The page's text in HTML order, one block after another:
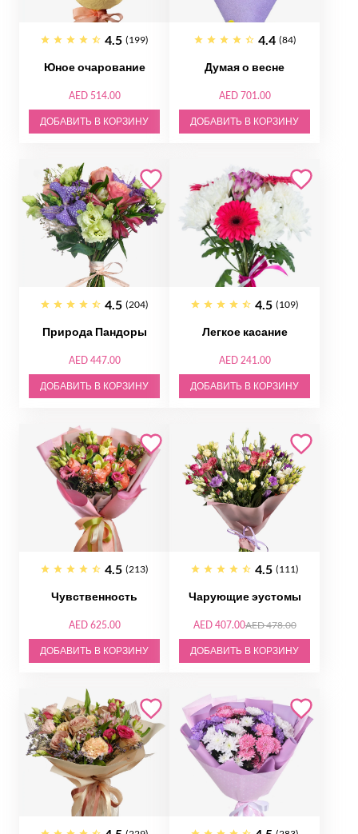
4.5 (199)
Юное очарование
AED 514.00
ДОБАВИТЬ В КОРЗИНУ
4.4 (84)
Думая о весне
AED 701.00
ДОБАВИТЬ В КОРЗИНУ
4.5 (204)
Природа Пандоры
AED 447.00
ДОБАВИТЬ В КОРЗИНУ
4.5 (109)
Легкое касание
AED 241.00
ДОБАВИТЬ В КОРЗИНУ
4.5 (213)
Чувственность
AED 625.00
ДОБАВИТЬ В КОРЗИНУ
4.5 (111)
Чарующие эустомы
AED 407.00AED 478.00
ДОБАВИТЬ В КОРЗИНУ